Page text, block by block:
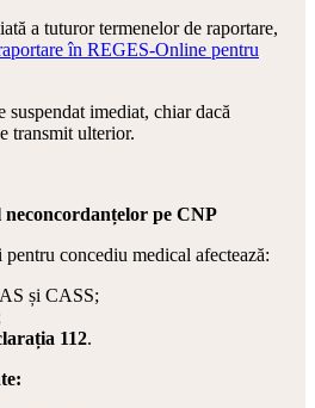
a tuturor termenelor de raportare,
în REGES-Online pentru
suspendat imediat, chiar dacă
transmit ulterior.
pe CNP
concediu medical afectează:
și CASS;
112.